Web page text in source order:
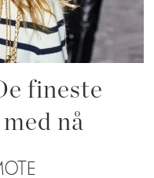
fineste
nå